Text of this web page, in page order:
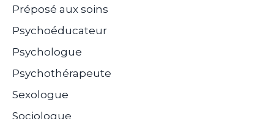
Préposé aux soins
Psychoéducateur
Psychologue
Psychothérapeute
Sexologue
Sociologue